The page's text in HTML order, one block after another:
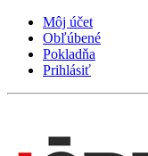
Môj účet
Obľúbené
Pokladňa
Prihlásiť